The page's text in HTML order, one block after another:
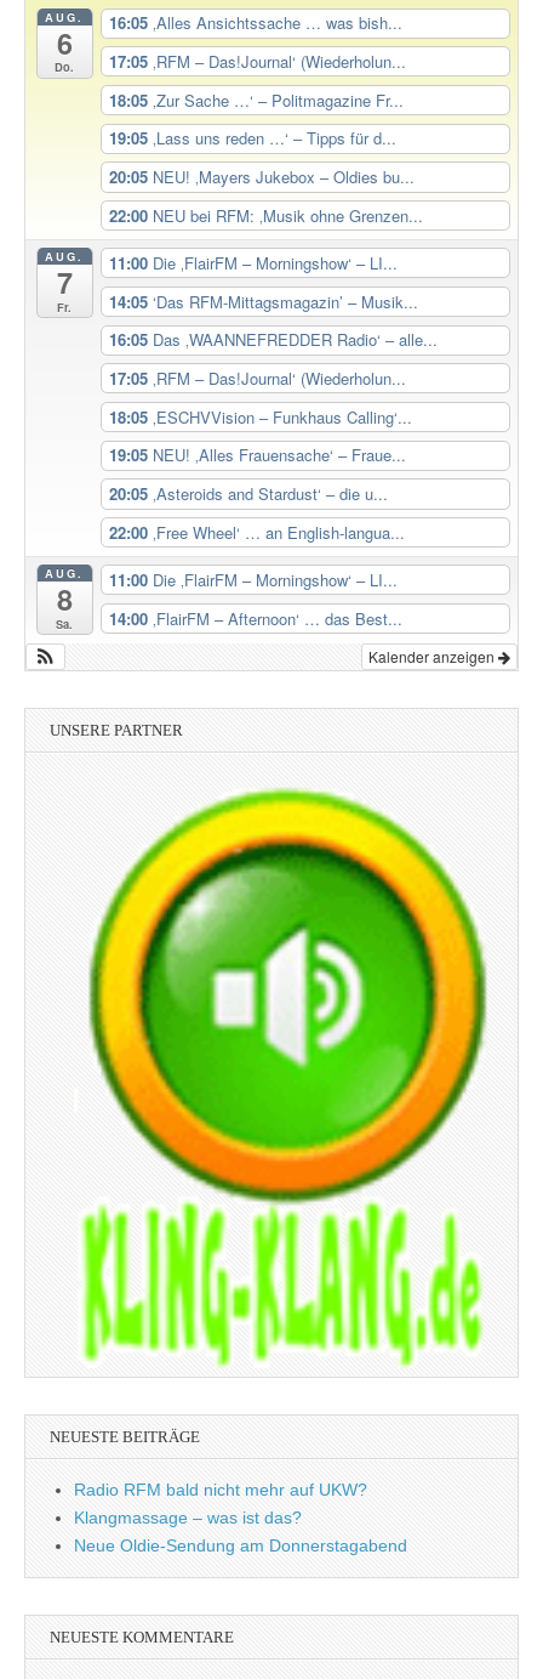
AUG.
6
Do.
16:05 ‚Alles Ansichtssache … was bish...
17:05 ‚RFM – Das!Journal‘ (Wiederholun...
18:05 ‚Zur Sache …‘ – Politmagazine Fr...
19:05 ‚Lass uns reden …‘ – Tipps für d...
20:05 NEU! ‚Mayers Jukebox – Oldies bu...
22:00 NEU bei RFM: ‚Musik ohne Grenzen...
AUG.
7
Fr.
11:00 Die ‚FlairFM – Morningshow‘ – LI...
14:05 ‘Das RFM-Mittagsmagazin’ – Musik...
16:05 Das ‚WAANNEFREDDER Radio‘ – alle...
17:05 ‚RFM – Das!Journal‘ (Wiederholun...
18:05 ‚ESCHVVision – Funkhaus Calling‘...
19:05 NEU! ‚Alles Frauensache‘ – Fraue...
20:05 ‚Asteroids and Stardust‘ – die u...
22:00 ‚Free Wheel‘ … an English-langua...
AUG.
8
Sa.
11:00 Die ‚FlairFM – Morningshow‘ – LI...
14:00 ‚FlairFM – Afternoon‘ … das Best...
Kalender anzeigen
UNSERE PARTNER
NEUESTE BEITRÄGE
Radio RFM bald nicht mehr auf UKW?
Klangmassage – was ist das?
Neue Oldie-Sendung am Donnerstagabend
NEUESTE KOMMENTARE